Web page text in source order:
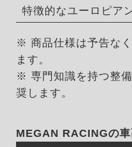
特徴的なユーロピア
※ 商品仕様は予告な
ます。
※ 専門知識を持つ整
奨します。
MEGAN RACINGの車